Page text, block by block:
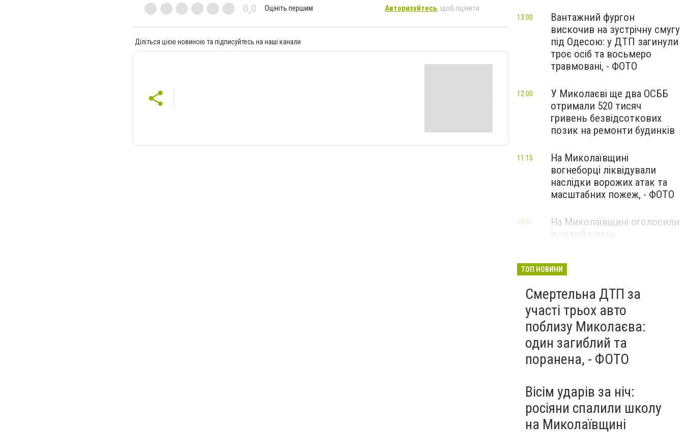
0,0 Оцініть першим Авторизуйтесь, щоб оцінити
Діліться цією новиною та підписуйтесь на наші канали
Вантажний фургон
вискочив на зустрічну смугу
під Одесою: у ДТП загинули
троє осіб та восьмеро
травмовані, - ФОТО
13:00
У Миколаєві ще два ОСББ
отримали 520 тисяч
гривень безвідсоткових
позик на ремонти будинків
12:00
На Миколаївщині
вогнеборці ліквідували
наслідки ворожих атак та
масштабних пожеж, - ФОТО
11:15
На Миколаївщині оголосили
жовтий рівень
10:01
ТОП НОВИНИ
Смертельна ДТП за
участі трьох авто
поблизу Миколаєва:
один загиблий та
поранена, - ФОТО
Вісім ударів за ніч:
росіяни спалили школу
на Миколаївщині